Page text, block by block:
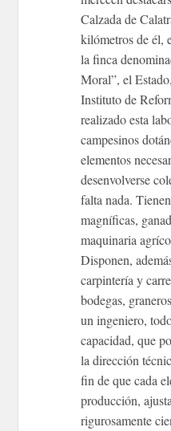
Calzada de
kilómetros de él,
la finca
Moral”, el
Instituto de
realizado esta
campesinos
elementos
desenvolverse
falta nada.
magníficas,
maquinaria
Disponen,
carpintería y
bodegas,
un ingeniero,
capacidad, que
la dirección
fin de que cada
producción,
rigurosamente